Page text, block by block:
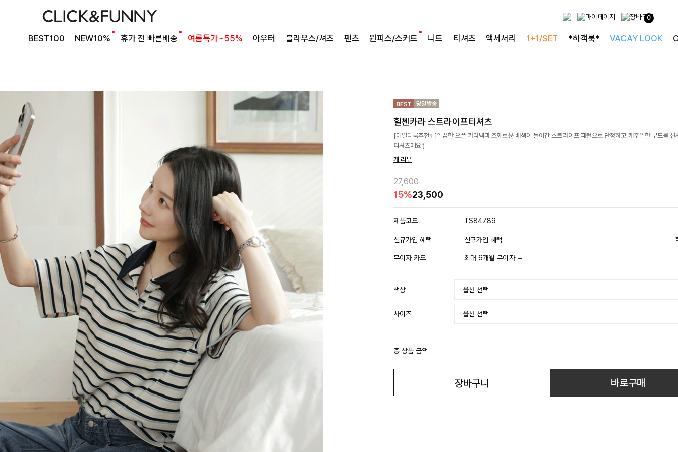
0
BEST100 NEW10% 휴가 전 빠른배송 여름특가~55% 아우터 블라우스/셔츠 팬츠 원피스/스커트 니트 티셔츠 액세서리 1+1/SET *하객룩* VACAY LOOK
힐첸카라 스트라이프티셔츠
[데일리룩추천✨]깔끔한 오픈 카라넥과 조화로운 배색이 들어간 스트라이프 패턴으로 단정하고 캐주얼한 무드를 선
티셔츠에요:)
개 리뷰
27,600
15%23,500
제품코드 TS84789
신규가입 혜택 신규가입 혜택
무이자 카드 최대 6개월 무이자
색상
사이즈
총 상품 금액
장바구니 바로구매